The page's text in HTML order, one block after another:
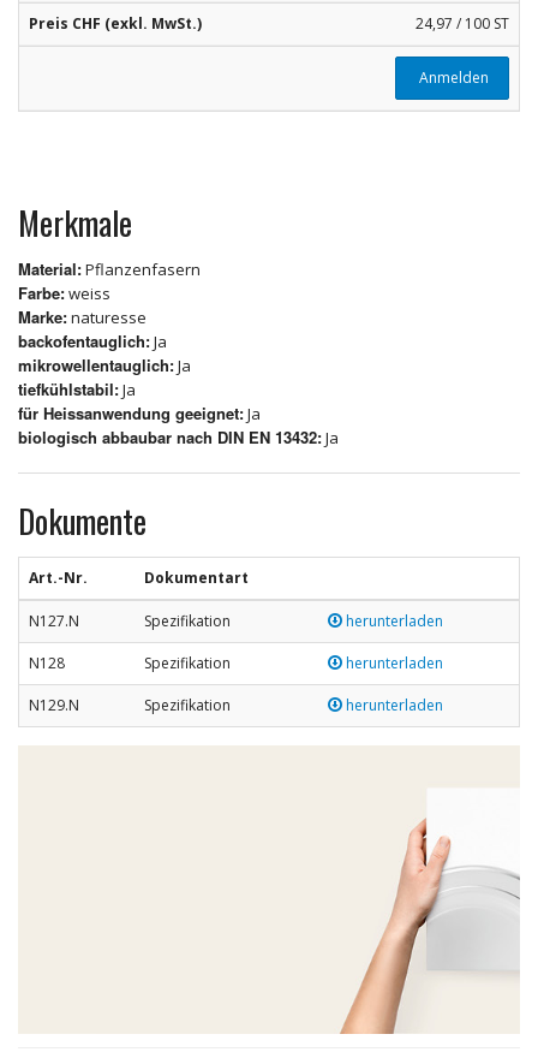
Preis CHF (exkl. MwSt.) 24,97 / 100 ST
Anmelden
Merkmale
Material:Pflanzenfasern
Farbe:weiss
Marke:naturesse
backofentauglich:Ja
mikrowellentauglich:Ja
tiefkühlstabil:Ja
für Heissanwendung geeignet:Ja
biologisch abbaubar nach DIN EN 13432:Ja
Dokumente
Art.-Nr. Dokumentart
N127.N Spezifikation herunterladen
N128 Spezifikation herunterladen
N129.N Spezifikation herunterladen